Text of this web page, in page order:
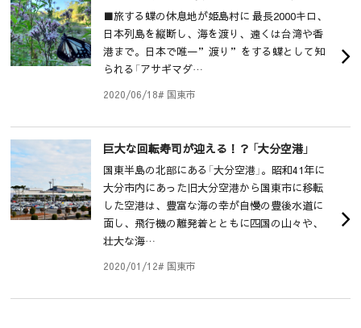
■旅する蝶の休息地が姫島村に 最長2000キロ、
日本列島を縦断し、海を渡り、遠くは台湾や香
港まで。日本で唯一”渡り”をする蝶として知
られる「アサギマダ…
2020/06/18# 国東市
巨大な回転寿司が迎える！？ 「大分空港」
国東半島の北部にある「大分空港」。昭和41年に
大分市内にあった旧大分空港から国東市に移転
した空港は、豊富な海の幸が自慢の豊後水道に
面し、飛行機の離発着とともに四国の山々や、
壮大な海…
2020/01/12# 国東市